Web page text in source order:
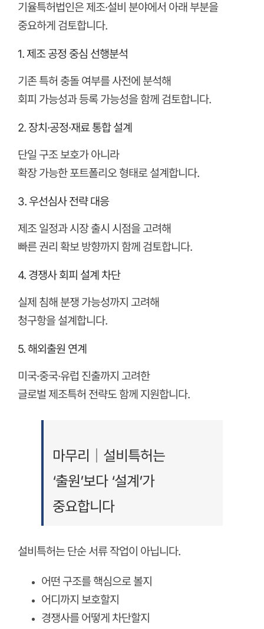
기율특허법인은 제조·설비 분야에서 아래 부분을
중요하게 검토합니다.
1. 제조 공정 중심 선행분석
기존 특허 충돌 여부를 사전에 분석해
회피 가능성과 등록 가능성을 함께 검토합니다.
2. 장치·공정·재료 통합 설계
단일 구조 보호가 아니라
확장 가능한 포트폴리오 형태로 설계합니다.
3. 우선심사 전략 대응
제조 일정과 시장 출시 시점을 고려해
빠른 권리 확보 방향까지 함께 검토합니다.
4. 경쟁사 회피 설계 차단
실제 침해 분쟁 가능성까지 고려해
청구항을 설계합니다.
5. 해외출원 연계
미국·중국·유럽 진출까지 고려한
글로벌 제조특허 전략도 함께 지원합니다.
마무리｜설비특허는
‘출원’보다 ‘설계’가
중요합니다
설비특허는 단순 서류 작업이 아닙니다.
어떤 구조를 핵심으로 볼지
어디까지 보호할지
경쟁사를 어떻게 차단할지